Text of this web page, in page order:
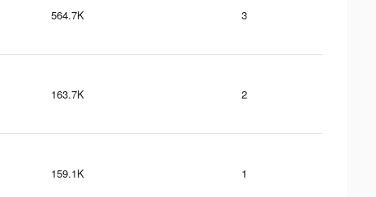
564.7K 3
163.7K 2
159.1K 1